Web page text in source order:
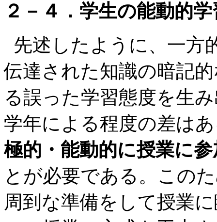
２－４．学生の能動的
先述したように、一方
伝達された知識の暗記
る誤った学習態度を生
学年による程度の差は
極的・能動的に授業に
とが必要である。この
周到な準備をして授業